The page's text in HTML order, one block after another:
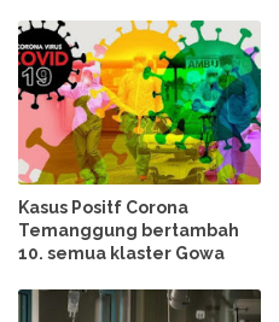
Kasus Positf Corona
Temanggung bertambah
10. semua klaster Gowa